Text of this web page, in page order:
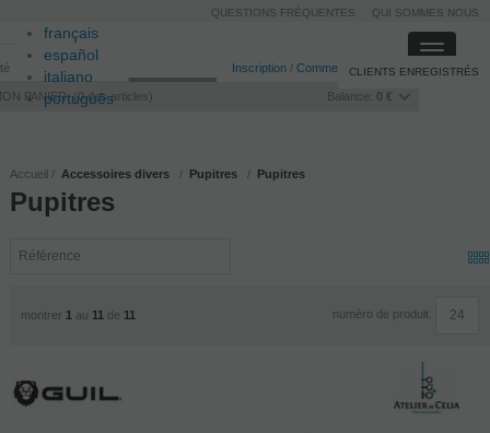
français
español
italiano
português
Inscription / Commencer la session
PANIER 0des articles Balance: 0 €
CLIENTS ENREGISTRÉS
Toggle
Accueil Accessoires divers Pupitres Pupitres
Pupitres
montrer 1 au 11 de 11 numéro de produit.
QUESTIONS FRÉQUENTES QUI SOMMES NOUS